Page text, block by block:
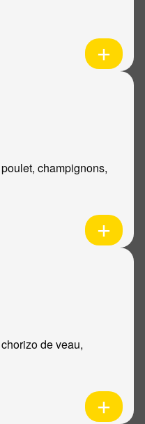
champignons,
de veau,